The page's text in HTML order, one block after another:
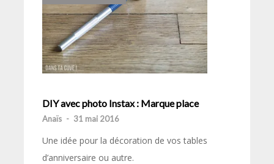
DIY avec photo Instax : Marque place
Anaïs - 31 mai 2016
Une idée pour la décoration de vos tables
d’anniversaire ou autre.